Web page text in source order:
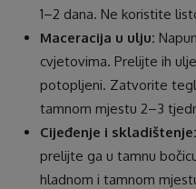
1–2 dana. Ne koristite
Maceracija u ulju:
cvjetovima. Prelijte ih
potopljeni. Zatvorite
tamnom mjestu 2–3
Cijeđenje i skladištenje:
prelijte ga u tamnu
hladnom i tamnom